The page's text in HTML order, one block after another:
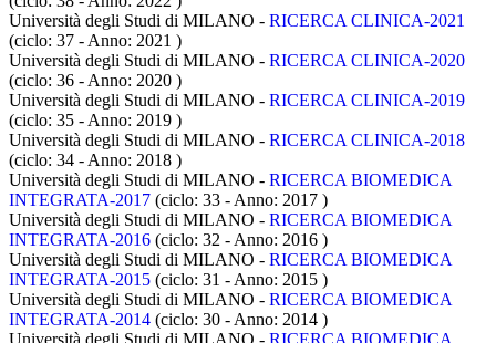
Università degli Studi di MILANO - RICERCA CLINICA-2021
(ciclo: 37 - Anno: 2021 )
Università degli Studi di MILANO - RICERCA CLINICA-2020
(ciclo: 36 - Anno: 2020 )
Università degli Studi di MILANO - RICERCA CLINICA-2019
(ciclo: 35 - Anno: 2019 )
Università degli Studi di MILANO - RICERCA CLINICA-2018
(ciclo: 34 - Anno: 2018 )
Università degli Studi di MILANO - RICERCA BIOMEDICA
INTEGRATA-2017 (ciclo: 33 - Anno: 2017 )
Università degli Studi di MILANO - RICERCA BIOMEDICA
INTEGRATA-2016 (ciclo: 32 - Anno: 2016 )
Università degli Studi di MILANO - RICERCA BIOMEDICA
INTEGRATA-2015 (ciclo: 31 - Anno: 2015 )
Università degli Studi di MILANO - RICERCA BIOMEDICA
INTEGRATA-2014 (ciclo: 30 - Anno: 2014 )
Università degli Studi di MILANO - RICERCA BIOMEDICA